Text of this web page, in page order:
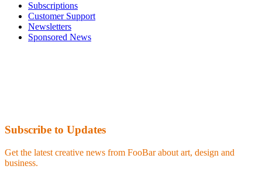
Subscriptions
Customer Support
Newsletters
Sponsored News
Subscribe to Updates
Get the latest creative news from FooBar about art, design and
business.